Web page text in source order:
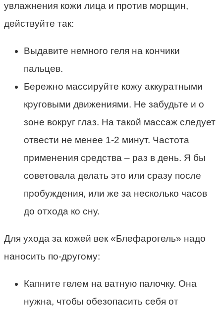
увлажнения кожи лица и против морщин,
действуйте так:
Выдавите немного геля на кончики
пальцев.
Бережно массируйте кожу аккуратными
круговыми движениями. Не забудьте и о
зоне вокруг глаз. На такой массаж следует
отвести не менее 1-2 минут. Частота
применения средства – раз в день. Я бы
советовала делать это или сразу после
пробуждения, или же за несколько часов
до отхода ко сну.
Для ухода за кожей век «Блефарогель» надо
наносить по-другому:
Капните гелем на ватную палочку. Она
нужна, чтобы обезопасить себя от